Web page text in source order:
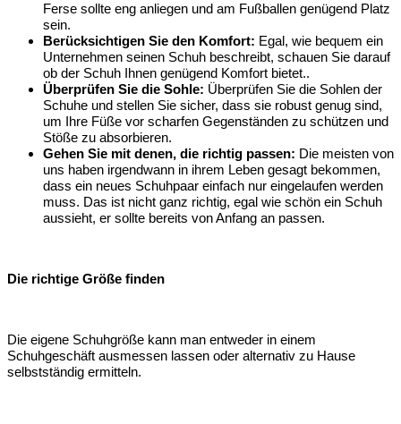
Ferse sollte eng anliegen und am Fußballen genügend Platz
sein.
Berücksichtigen Sie den Komfort: Egal, wie bequem ein
Unternehmen seinen Schuh beschreibt, schauen Sie darauf
ob der Schuh Ihnen genügend Komfort bietet..
Überprüfen Sie die Sohle: Überprüfen Sie die Sohlen der
Schuhe und stellen Sie sicher, dass sie robust genug sind,
um Ihre Füße vor scharfen Gegenständen zu schützen und
Stöße zu absorbieren.
Gehen Sie mit denen, die richtig passen: Die meisten von
uns haben irgendwann in ihrem Leben gesagt bekommen,
dass ein neues Schuhpaar einfach nur eingelaufen werden
muss. Das ist nicht ganz richtig, egal wie schön ein Schuh
aussieht, er sollte bereits von Anfang an passen.
Die richtige Größe finden
Die eigene Schuhgröße kann man entweder in einem
Schuhgeschäft ausmessen lassen oder alternativ zu Hause
selbstständig ermitteln.